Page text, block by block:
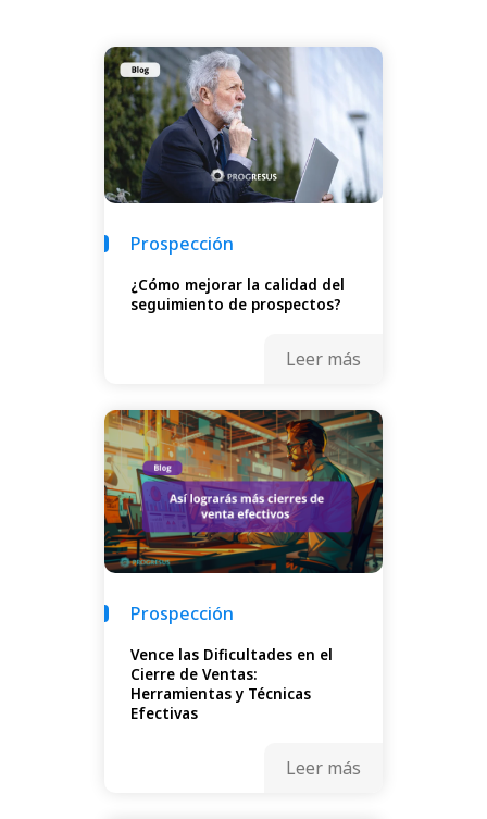
Prospección
¿Cómo mejorar la calidad del
seguimiento de prospectos?
Leer más
Prospección
Vence las Dificultades en el
Cierre de Ventas:
Herramientas y Técnicas
Efectivas
Leer más